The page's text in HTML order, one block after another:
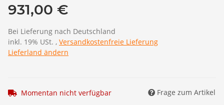
931,00 €
Bei Lieferung nach Deutschland
inkl. 19% USt. , Versandkostenfreie Lieferung
Lieferland ändern
Momentan nicht verfügbar Frage zum Artikel